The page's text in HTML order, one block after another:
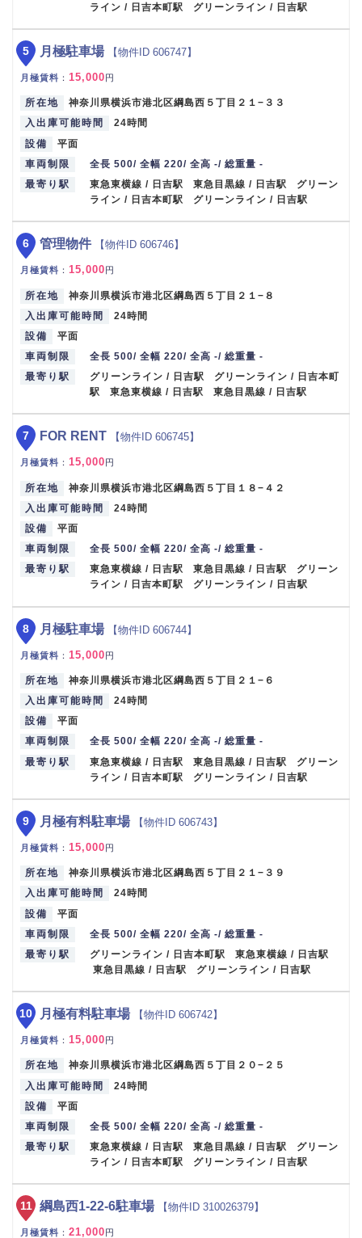
ライン / 日吉本町駅 グリーンライン / 日吉駅
月極駐車場 【物件ID 606747】
月極賃料 ： 15,000円
所在地
神奈川県横浜市港北区綱島西５丁目２１−３３
入出庫可能時間
24時間
設備
平面
車両制限
全長 500/ 全幅 220/ 全高 -/ 総重量 -
最寄り駅
東急東横線 / 日吉駅 東急目黒線 / 日吉駅 グリーン
ライン / 日吉本町駅 グリーンライン / 日吉駅
5
管理物件 【物件ID 606746】
月極賃料 ： 15,000円
所在地
神奈川県横浜市港北区綱島西５丁目２１−８
入出庫可能時間
24時間
設備
平面
車両制限
全長 500/ 全幅 220/ 全高 -/ 総重量 -
最寄り駅
グリーンライン / 日吉駅 グリーンライン / 日吉本町
駅 東急東横線 / 日吉駅 東急目黒線 / 日吉駅
6
FOR RENT 【物件ID 606745】
月極賃料 ： 15,000 円
所在地
神奈川県横浜市港北区綱島西５丁目１８−４２
入出庫可能時間
24時間
設備
平面
車両制限
全長 500/ 全幅 220/ 全高 -/ 総重量 -
最寄り駅
東急東横線 / 日吉駅 東急目黒線 / 日吉駅 グリーン
ライン / 日吉本町駅 グリーンライン / 日吉駅
7
月極駐車場 【物件ID 606744】
月極賃料 ： 15,000円
所在地
神奈川県横浜市港北区綱島西５丁目２１−６
入出庫可能時間
24時間
設備
平面
車両制限
全長 500/ 全幅 220/ 全高 -/ 総重量 -
最寄り駅
東急東横線 / 日吉駅 東急目黒線 / 日吉駅 グリーン
ライン / 日吉本町駅 グリーンライン / 日吉駅
8
月極有料駐車場 【物件ID 606743】
月極賃料 ： 15,000円
所在地
神奈川県横浜市港北区綱島西５丁目２１−３９
入出庫可能時間
24時間
設備
平面
車両制限
全長 500/ 全幅 220/ 全高 -/ 総重量 -
最寄り駅
グリーンライン / 日吉本町駅 東急東横線 / 日吉駅
東急目黒線 / 日吉駅 グリーンライン / 日吉駅
9
月極有料駐車場 【物件ID 606742】
月極賃料 ： 15,000円
所在地
神奈川県横浜市港北区綱島西５丁目２０−２５
入出庫可能時間
24時間
設備
平面
車両制限
全長 500/ 全幅 220/ 全高 -/ 総重量 -
最寄り駅
東急東横線 / 日吉駅 東急目黒線 / 日吉駅 グリーン
ライン / 日吉本町駅 グリーンライン / 日吉駅
10
綱島西1-22-6駐車場 【物件ID 310026379】
月極賃料 ： 21,000円
11